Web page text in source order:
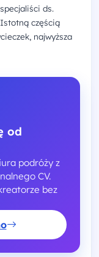
ds.
częścią
najwyższa
od
podróży z
CV.
bez